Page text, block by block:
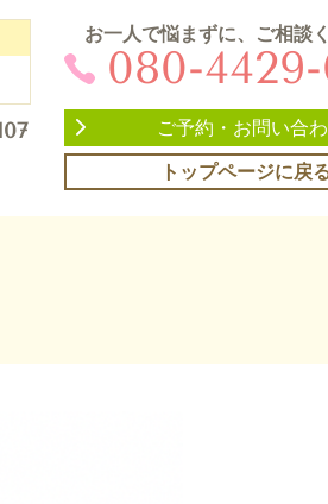
お一人で悩まずに、ご相談
080-
ご予約・お問い合
トップページに戻